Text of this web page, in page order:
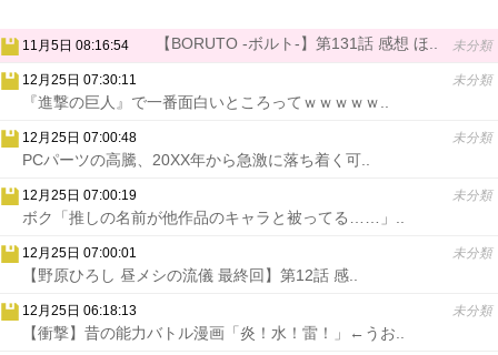
11月5日 08:16:54 未分類
【BORUTO -ボルト-】第131話 感想 ほ..
12月25日 07:30:11 未分類
『進撃の巨人』で一番面白いところってｗｗｗｗｗ..
12月25日 07:00:48 未分類
PCパーツの高騰、20XX年から急激に落ち着く可..
12月25日 07:00:19 未分類
ボク「推しの名前が他作品のキャラと被ってる……」..
12月25日 07:00:01 未分類
【野原ひろし 昼メシの流儀 最終回】第12話 感..
12月25日 06:18:13 未分類
【衝撃】昔の能力バトル漫画「炎！水！雷！」←うお..